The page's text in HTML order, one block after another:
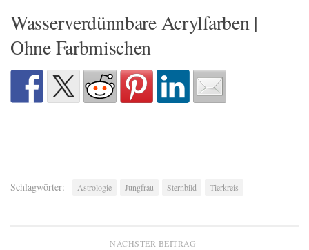
Wasserverdünnbare Acrylfarben |
Ohne Farbmischen
Schlagwörter: Astrologie Jungfrau Sternbild Tierkreis
NÄCHSTER BEITRAG